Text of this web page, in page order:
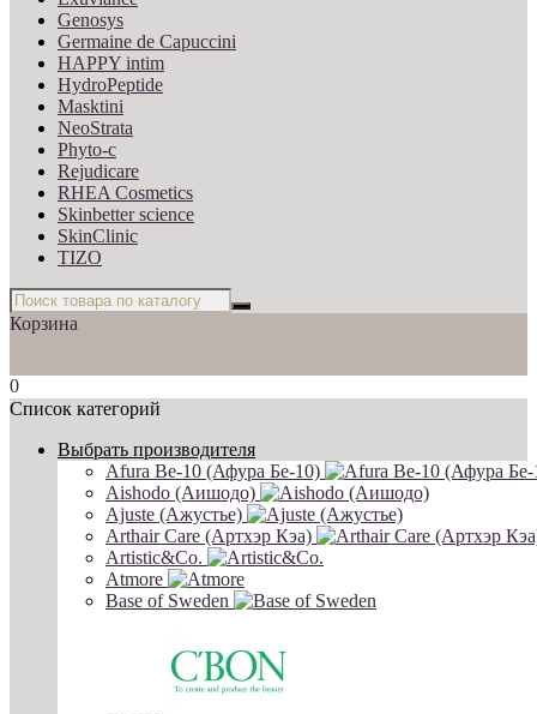
Genosys
Germaine de Capuccini
HAPPY intim
HydroPeptide
Masktini
NeoStrata
Phyto-c
Rejudicare
RHEA Cosmetics
Skinbetter science
SkinСlinic
TIZO
Корзина
0
Список категорий
Выбрать производителя
Afura Be-10 (Афура Бе-10)
Aishodo (Аишодо)
Ajuste (Ажустье)
Arthair Care (Артхэр Кэа)
Artistic&Co.
Atmore
Base of Sweden